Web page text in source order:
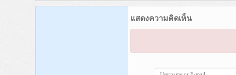
แสดงความคิดเห็น